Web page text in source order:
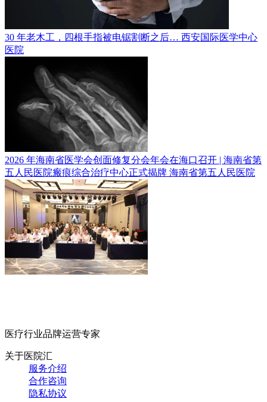
30 年老木工，四根手指被电锯割断之后… 西安国际医学中心
医院
2026 年海南省医学会创面修复分会年会在海口召开 | 海南省第
五人民医院瘢痕综合治疗中心正式揭牌 海南省第五人民医院
医疗行业品牌运营专家
关于医院汇
服务介绍
合作咨询
隐私协议